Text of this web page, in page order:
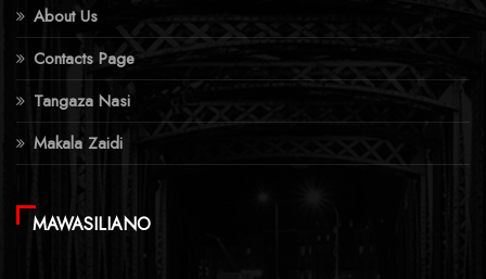
About Us
Contacts Page
Tangaza Nasi
Makala Zaidi
MAWASILIANO